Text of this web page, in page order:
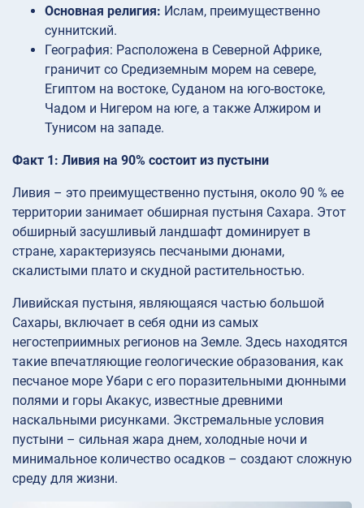
Основная религия: Ислам, преимущественно
суннитский.
География: Расположена в Северной Африке,
граничит со Средиземным морем на севере,
Египтом на востоке, Суданом на юго-востоке,
Чадом и Нигером на юге, а также Алжиром и
Тунисом на западе.
Факт 1: Ливия на 90% состоит из пустыни
Ливия – это преимущественно пустыня, около 90 % ее
территории занимает обширная пустыня Сахара. Этот
обширный засушливый ландшафт доминирует в
стране, характеризуясь песчаными дюнами,
скалистыми плато и скудной растительностью.
Ливийская пустыня, являющаяся частью большой
Сахары, включает в себя одни из самых
негостеприимных регионов на Земле. Здесь находятся
такие впечатляющие геологические образования, как
песчаное море Убари с его поразительными дюнными
полями и горы Акакус, известные древними
наскальными рисунками. Экстремальные условия
пустыни – сильная жара днем, холодные ночи и
минимальное количество осадков – создают сложную
среду для жизни.